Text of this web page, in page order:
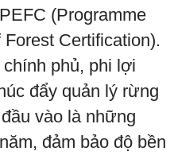
(Programme
Certification).
phủ, phi lợi
đẩy quản lý rừng
vào là những
đảm bảo độ bền